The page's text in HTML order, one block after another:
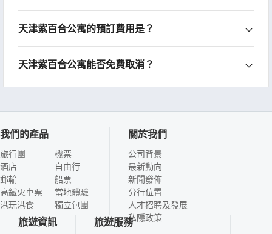
天津紫百合公寓的預訂費用是？
天津紫百合公寓能否免費取消？
我們的產品
旅行團
酒店
郵輪
高鐵火車票
港玩港食
機票
自由行
船票
當地體驗
獨立包團
關於我們
公司背景
最新動向
新聞發佈
分行位置
人才招聘及發展
私隱政策
旅遊資訊 旅遊服務